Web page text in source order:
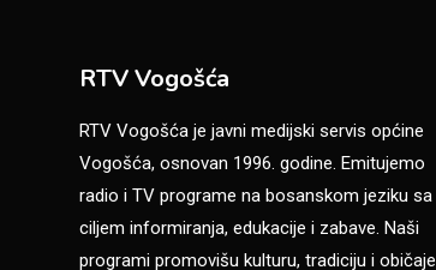
RTV Vogošća
RTV Vogošća je javni medijski servis općine
Vogošća, osnovan 1996. godine. Emitujemo
radio i TV programe na bosanskom jeziku sa
ciljem informiranja, edukacije i zabave. Naši
programi promovišu kulturu, tradiciju i običaje